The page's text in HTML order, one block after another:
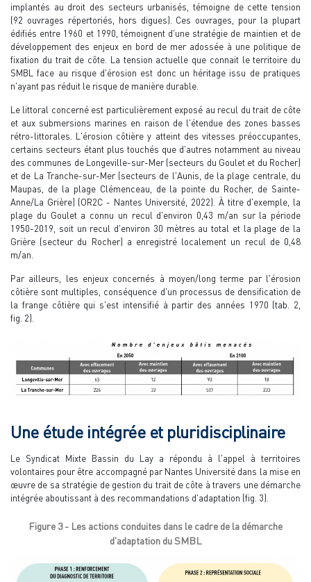
implantés au droit des secteurs urbanisés, témoigne de cette tension
(92 ouvrages répertoriés, hors digues). Ces ouvrages, pour la plupart
édifiés entre 1960 et 1990, témoignent d'une stratégie de maintien et de
développement des enjeux en bord de mer adossée à une politique de
fixation du trait de côte. La tension actuelle que connait le territoire du
SMBL face au risque d'érosion est donc un héritage issu de pratiques
n'ayant pas réduit le risque de manière durable.
Le littoral concerné est particulièrement exposé au recul du trait de côte
et aux submersions marines en raison de l'étendue des zones basses
rétro-littorales. L'érosion côtière y atteint des vitesses préoccupantes,
certains secteurs étant plus touchés que d'autres notamment au niveau
des communes de Longeville-sur-Mer (secteurs du Goulet et du Rocher)
et de La Tranche-sur-Mer (secteurs de l'Aunis, de la plage centrale, du
Maupas, de la plage Clémenceau, de la pointe du Rocher, de Sainte-
Anne/La Grière) (OR2C - Nantes Université, 2022). À titre d'exemple, la
plage du Goulet a connu un recul d'environ 0,43 m/an sur la période
1950-2019, soit un recul d'environ 30 mètres au total et la plage de la
Grière (secteur du Rocher) a enregistré localement un recul de 0,48
m/an.
Par ailleurs, les enjeux concernés à moyen/long terme par l'érosion
côtière sont multiples, conséquence d'un processus de densification de
la frange côtière qui s'est intensifié à partir des années 1970 (tab. 2,
fig. 2).
Une étude intégrée et pluridisciplinaire
Le Syndicat Mixte Bassin du Lay a répondu à l'appel à territoires
volontaires pour être accompagné par Nantes Université dans la mise en
œuvre de sa stratégie de gestion du trait de côte à travers une démarche
intégrée aboutissant à des recommandations d'adaptation (fig. 3).
Figure 3 - Les actions conduites dans le cadre de la démarche
d'adaptation du SMBL